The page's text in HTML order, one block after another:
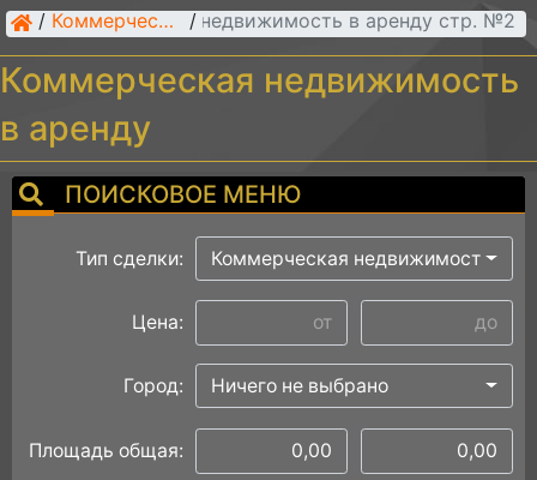
/ Коммерческая недвижимость /
Коммерческая недвижимость в аренду стр. №2
Коммерческая недвижимость
в аренду
ПОИСКОВОЕ МЕНЮ
Тип сделки: Коммерческая недвижимость
Цена:
Город: Ничего не выбрано
Площадь общая: